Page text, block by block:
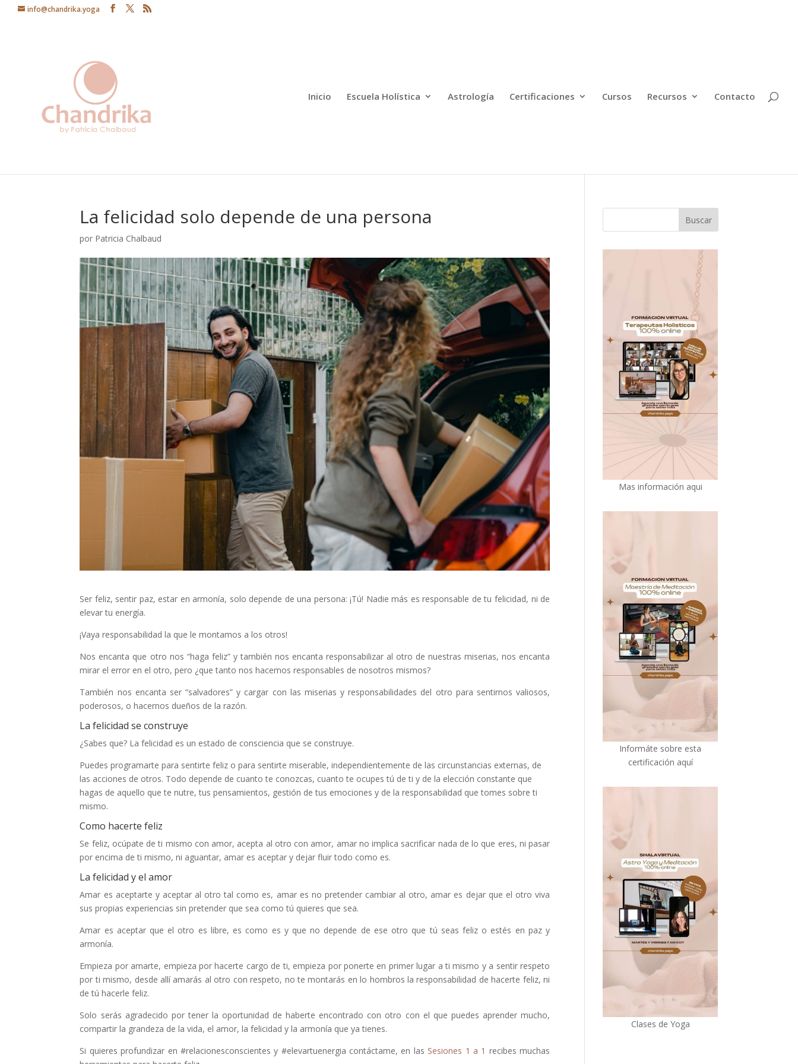
info@chandrika.yoga
Inicio Escuela Holística Astrología Certificaciones Cursos Recursos Contacto
La felicidad solo depende de una persona
por Patricia Chalbaud
Ser feliz, sentir paz, estar en armonía, solo depende de una persona: ¡Tú! Nadie más es responsable de tu felicidad, ni de
elevar tu energía.
¡Vaya responsabilidad la que le montamos a los otros!
Nos encanta que otro nos “haga feliz” y también nos encanta responsabilizar al otro de nuestras miserias, nos encanta
mirar el error en el otro, pero ¿que tanto nos hacemos responsables de nosotros mismos?
También nos encanta ser “salvadores” y cargar con las miserias y responsabilidades del otro para sentirnos valiosos,
poderosos, o hacernos dueños de la razón.
La felicidad se construye
¿Sabes que? La felicidad es un estado de consciencia que se construye.
Puedes programarte para sentirte feliz o para sentirte miserable, independientemente de las circunstancias externas, de
las acciones de otros. Todo depende de cuanto te conozcas, cuanto te ocupes tú de ti y de la elección constante que
hagas de aquello que te nutre, tus pensamientos, gestión de tus emociones y de la responsabilidad que tomes sobre ti
mismo.
Como hacerte feliz
Se feliz, ocúpate de ti mismo con amor, acepta al otro con amor, amar no implica sacrificar nada de lo que eres, ni pasar
por encima de ti mismo, ni aguantar, amar es aceptar y dejar fluir todo como es.
La felicidad y el amor
Amar es aceptarte y aceptar al otro tal como es, amar es no pretender cambiar al otro, amar es dejar que el otro viva
sus propias experiencias sin pretender que sea como tú quieres que sea.
Amar es aceptar que el otro es libre, es como es y que no depende de ese otro que tú seas feliz o estés en paz y
armonía.
Empieza por amarte, empieza por hacerte cargo de ti, empieza por ponerte en primer lugar a ti mismo y a sentir respeto
por ti mismo, desde allí amarás al otro con respeto, no te montarás en lo hombros la responsabilidad de hacerte feliz, ni
de tú hacerle feliz.
Solo serás agradecido por tener la oportunidad de haberte encontrado con otro con el que puedes aprender mucho,
compartir la grandeza de la vida, el amor, la felicidad y la armonía que ya tienes.
Si quieres profundizar en #relacionesconscientes y #elevartuenergia contáctame, en las Sesiones 1 a 1 recibes muchas
Mas información aqui
Informáte sobre esta
certificación aquí
Clases de Yoga